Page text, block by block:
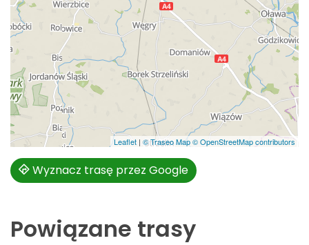
Leaflet | © Traseo Map© OpenStreetMap contributors
Wyznacz trasę przez Google
Powiązane trasy